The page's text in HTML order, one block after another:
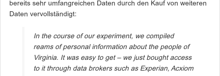
bereits sehr umfangreichen Daten durch den Kauf von weiteren
Daten vervollständigt:
In the course of our experiment, we compiled
reams of personal information about the people of
Virginia. It was easy to get – we just bought access
to it through data brokers such as Experian, Acxiom